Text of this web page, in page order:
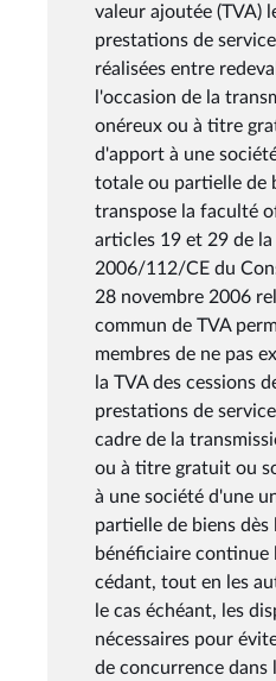
valeur ajoutée (TVA)
prestations de
réalisées entre
l'occasion de la
onéreux ou à titre
d'apport à une
totale ou partielle de
transpose la faculté
articles 19 et 29 de
2006/112/CE du
28 novembre 2006
commun de TVA
membres de ne pas
la TVA des cessions
prestations de
cadre de la
ou à titre gratuit ou
à une société d'une
partielle de biens dès
bénéficiaire continue
cédant, tout en les
le cas échéant, les
nécessaires pour
de concurrence dans